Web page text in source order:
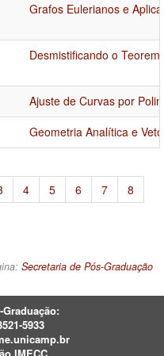
Grafos Eulerianos e
Desmistificando o
Ajuste de Curvas por
Geometria Analítica e
4 5 6 7
8
Secretaria de Pós-Graduação
5933